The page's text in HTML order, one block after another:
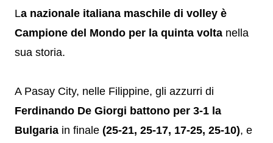
La nazionale italiana maschile di volley è
Campione del Mondo per la quinta volta nella
sua storia.
A Pasay City, nelle Filippine, gli azzurri di
Ferdinando De Giorgi battono per 3-1 la
Bulgaria in finale (25-21, 25-17, 17-25, 25-10), e